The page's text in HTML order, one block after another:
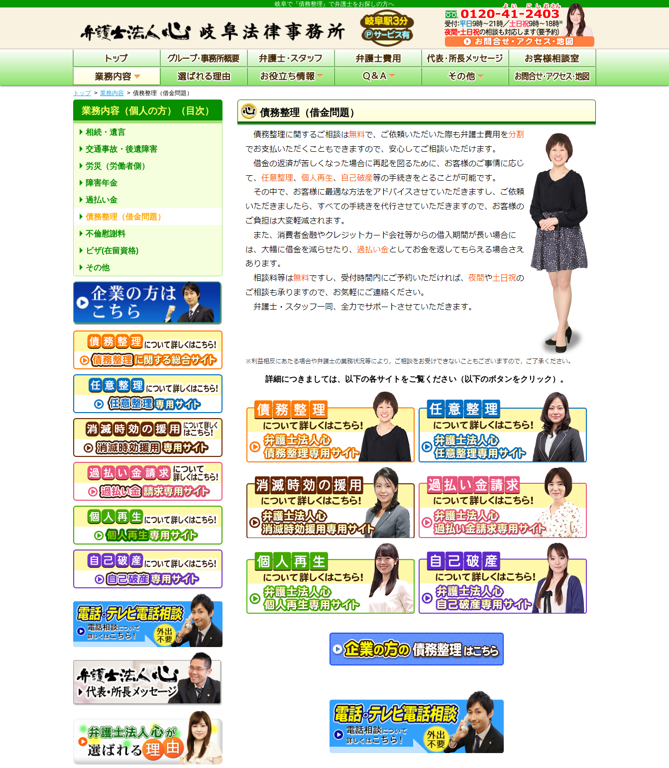
岐阜で『債務整理』で弁護士をお探しの方へ
トップ 業務内容 債務整理（借金問題）
債務整理（借金問題）
詳細につきましては、以下の各サイトをご覧ください（以下のボタンをクリック）。
業務内容（個人の方） （目次）
相続・遺言
交通事故・後遺障害
労災（労働者側）
障害年金
過払い金
債務整理（借金問題）
不倫慰謝料
ビザ(在留資格)
その他